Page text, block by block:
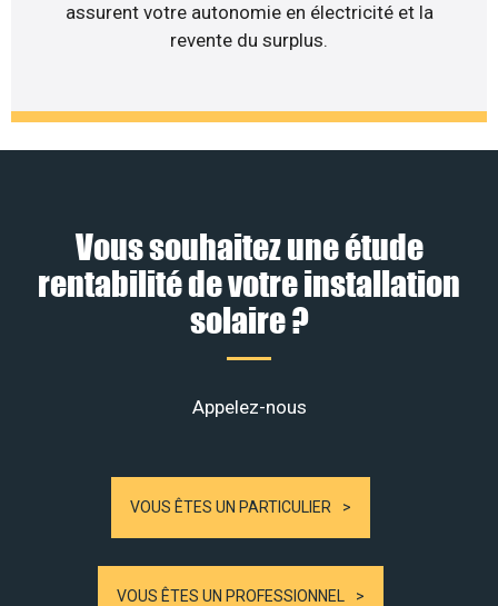
assurent votre autonomie en électricité et la
revente du surplus.
Vous souhaitez une étude
rentabilité de votre installation
solaire ?
Appelez-nous
VOUS ÊTES UN PARTICULIER
VOUS ÊTES UN PROFESSIONNEL